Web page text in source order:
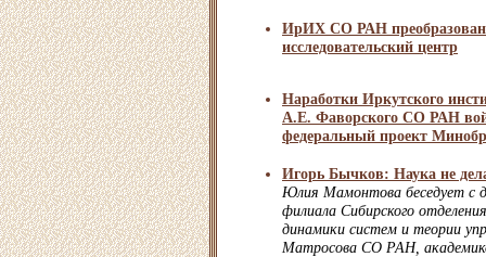
ИрИХ СО РАН
исследовательский центр
Наработки Иркутского
А.Е. Фаворского СО РАН
федеральный проект
Игорь Бычков: Наука не
Юлия Мамонтова беседует с
филиала Сибирского
динамики систем и теории
Матросова СО РАН,